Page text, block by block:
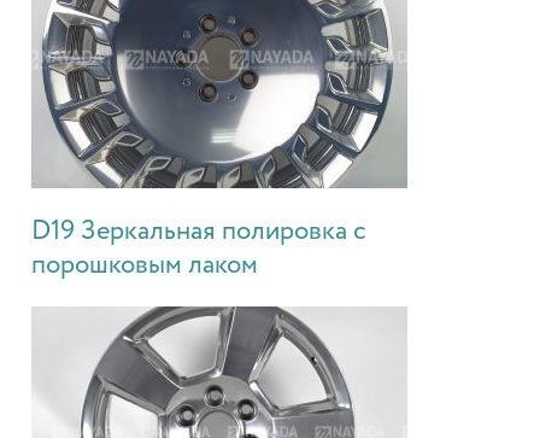
D19 Зеркальная полировка с
порошковым лаком